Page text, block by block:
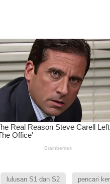
lulusan S1 dan S2 pencari